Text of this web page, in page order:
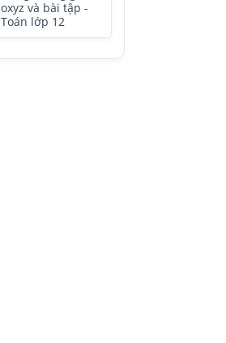
oxyz và bài tập -
Toán lớp 12